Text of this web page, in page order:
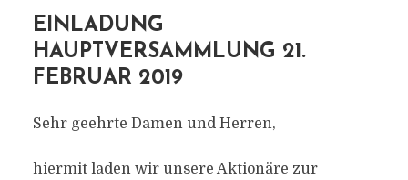
EINLADUNG
HAUPTVERSAMMLUNG 21.
FEBRUAR 2019
Sehr geehrte Damen und Herren,
hiermit laden wir unsere Aktionäre zur